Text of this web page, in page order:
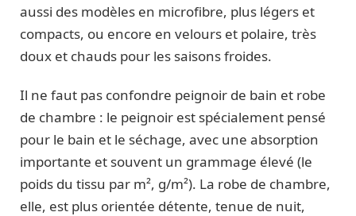
aussi des modèles en microfibre, plus légers et
compacts, ou encore en velours et polaire, très
doux et chauds pour les saisons froides.
Il ne faut pas confondre peignoir de bain et robe
de chambre : le peignoir est spécialement pensé
pour le bain et le séchage, avec une absorption
importante et souvent un grammage élevé (le
poids du tissu par m², g/m²). La robe de chambre,
elle, est plus orientée détente, tenue de nuit,